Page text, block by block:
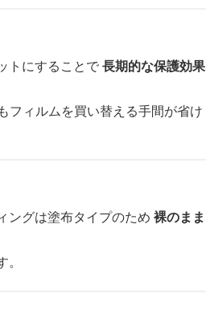
トにすることで長期的な保護効果
フィルムを買い替える手間が省け
ングは塗布タイプのため 裸のまま